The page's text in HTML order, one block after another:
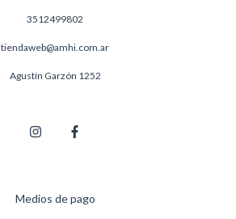
3512499802
tiendaweb@amhi.com.ar
Agustín Garzón 1252
Medios de pago